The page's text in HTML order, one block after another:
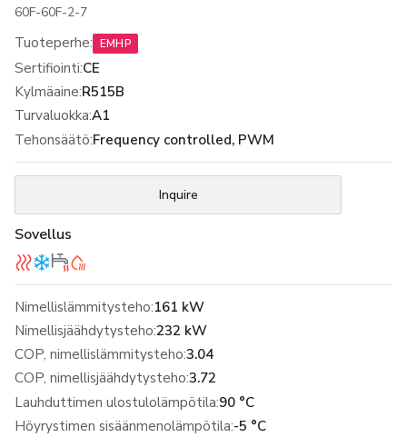
60F-60F-2-7
Tuoteperhe: EMHP
Sertifiointi:CE
Kylmäaine:R515B
Turvaluokka:A1
Tehonsäätö:Frequency controlled, PWM
Inquire
Sovellus
Nimellislämmitysteho:161 kW
Nimellisjäähdytysteho:232 kW
COP, nimellislämmitysteho:3.04
COP, nimellisjäähdytysteho:3.72
Lauhduttimen ulostulolämpötila:90 °C
Höyrystimen sisäänmenolämpötila:-5 °C